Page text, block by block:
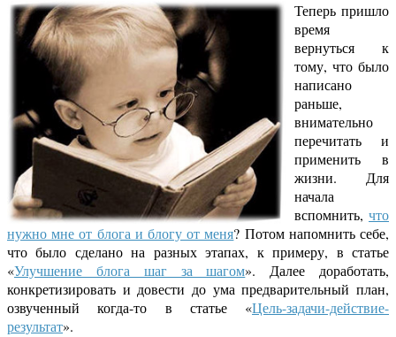
Теперь пришло
время
вернуться к
тому, что было
написано
раньше,
внимательно
перечитать и
применить в
жизни. Для
начала
вспомнить, что
нужно мне от блога и блогу от меня? Потом напомнить себе,
что было сделано на разных этапах, к примеру, в статье
«Улучшение блога шаг за шагом». Далее доработать,
конкретизировать и довести до ума предварительный план,
озвученный когда-то в статье «Цель-задачи-действие-
результат».